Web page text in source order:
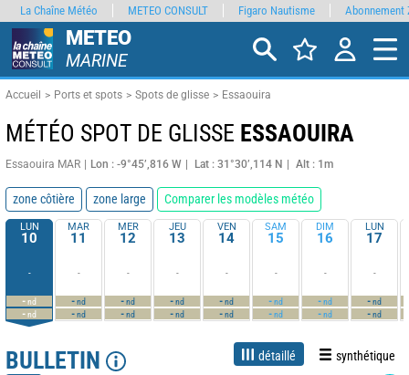
METEO
MARINE
Accueil Ports et spots Spots de glisse Essaouira
MÉTÉO SPOT DE GLISSE ESSAOUIRA
Essaouira MAR Lon : -9°45’,816 W Lat : 31°30’,114 N Alt : 1m
zone côtière zone large Comparer les modèles météo
LUN
10
-
-nd
-nd
MAR
11
-
-nd
-nd
MER
12
-
-nd
-nd
JEU
13
-
-nd
-nd
VEN
14
-
-nd
-nd
SAM
15
-
-nd
-nd
DIM
16
-
-nd
-nd
LUN
17
-
-nd
-nd
BULLETIN détaillé synthétique
La Chaîne Météo METEO CONSULT Figaro Nautisme Abonnement